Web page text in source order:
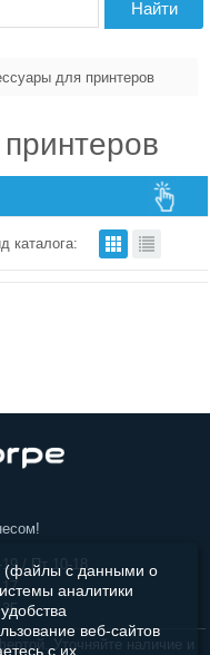
для принтеров
каталога:
/ Пт 10-18
Уточняйте наличие и
(файлы с данными о
аналитики
веб-сайтов
с их